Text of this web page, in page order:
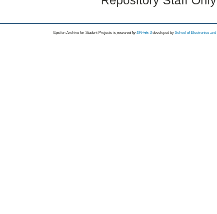
Epsilon Archive for Student Projects is powored byEPrints 3 developed by School of Electronics